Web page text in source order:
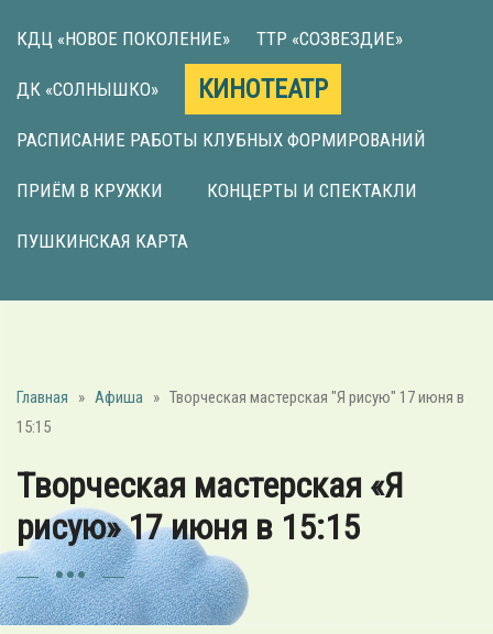
КДЦ «НОВОЕ ПОКОЛЕНИЕ» ТТР «СОЗВЕЗДИЕ»
ДК «СОЛНЫШКО» КИНОТЕАТР
РАСПИСАНИЕ РАБОТЫ КЛУБНЫХ ФОРМИРОВАНИЙ
ПРИЁМ В КРУЖКИ КОНЦЕРТЫ И СПЕКТАКЛИ
ПУШКИНСКАЯ КАРТА
Главная » Афиша » Творческая мастерская "Я рисую" 17 июня в
15:15
Творческая мастерская «Я
рисую» 17 июня в 15:15